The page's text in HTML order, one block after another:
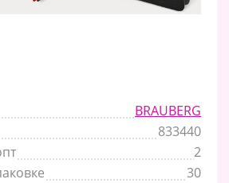
BRAUBERG
833440
2
30